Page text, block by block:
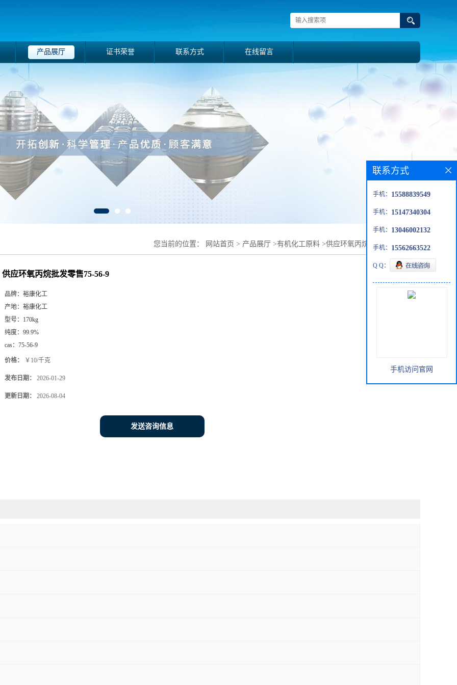
产品展厅 证书荣誉 联系方式 在线留言
您当前的位置： 网站首页 > 产品展厅 >有机化工原料 >供应环氧丙烷批发零售75-56-9
供应环氧丙烷批发零售75-56-9
品牌： 裕康化工
产地： 裕康化工
型号： 170kg
纯度： 99.9%
cas： 75-56-9
价格： ￥10/千克
发布日期： 2026-01-29
更新日期： 2026-08-04
发送咨询信息
联系方式
手机： 15588839549
手机： 15147340304
手机： 13046002132
手机： 15562663522
Q Q：
手机访问官网